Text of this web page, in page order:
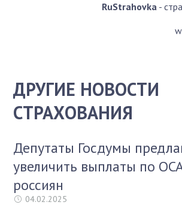
RuStrahovka-
ДРУГИЕ НОВОСТИ
СТРАХОВАНИЯ
Депутаты Госдумы
увеличить выплаты по
россиян
04.02.2025